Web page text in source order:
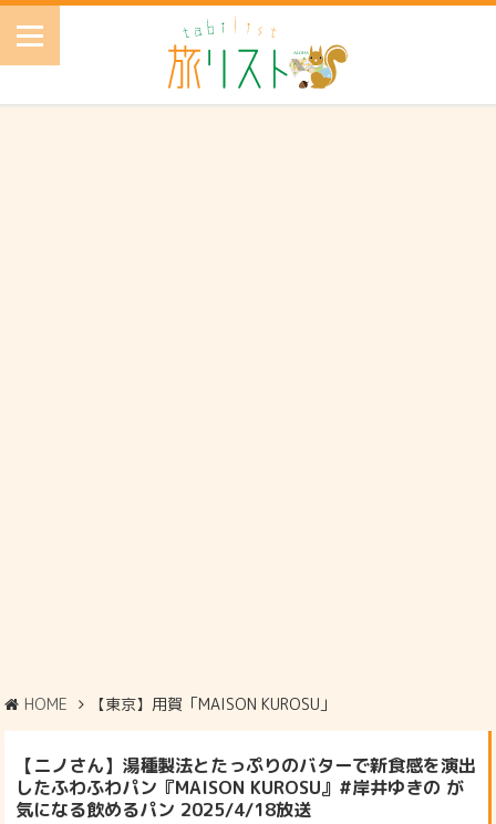
HOME 【東京】用賀「MAISON KUROSU」
【ニノさん】湯種製法とたっぷりのバターで新食感を演出
したふわふわパン『MAISON KUROSU』#岸井ゆきの が
気になる飲めるパン 2025/4/18放送